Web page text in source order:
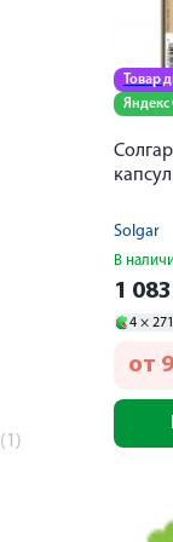
(1)
Товар
Яндекс
Solgar
В
1 083
4 × 271
от